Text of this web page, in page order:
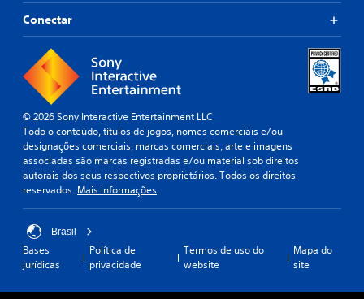
Conectar
© 2026 Sony Interactive Entertainment LLC
Todo o conteúdo, títulos de jogos, nomes comerciais e/ou
designações comerciais, marcas comerciais, arte e imagens
associadas são marcas registradas e/ou material sob direitos
autorais dos seus respectivos proprietários. Todos os direitos
reservados. Mais informações
Brasil
Bases
jurídicas
Política de
privacidade
Termos de uso do
website
Mapa do
site